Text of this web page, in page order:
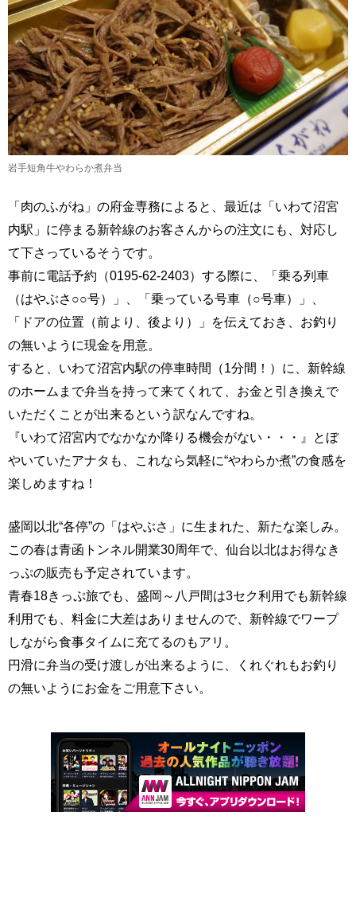
岩手短角牛やわらか煮弁当
「肉のふがね」の府金専務によると、最近は「いわて沼宮
内駅」に停まる新幹線のお客さんからの注文にも、対応し
て下さっているそうです。
事前に電話予約（0195-62-2403）する際に、「乗る列車
（はやぶさ○○号）」、「乗っている号車（○号車）」、
「ドアの位置（前より、後より）」を伝えておき、お釣り
の無いように現金を用意。
すると、いわて沼宮内駅の停車時間（1分間！）に、新幹線
のホームまで弁当を持って来てくれて、お金と引き換えで
いただくことが出来るという訳なんですね。
『いわて沼宮内でなかなか降りる機会がない・・・』とぼ
やいていたアナタも、これなら気軽に“やわらか煮”の食感を
楽しめますね！
盛岡以北“各停”の「はやぶさ」に生まれた、新たな楽しみ。
この春は青函トンネル開業30周年で、仙台以北はお得なき
っぷの販売も予定されています。
青春18きっぷ旅でも、盛岡～八戸間は3セク利用でも新幹線
利用でも、料金に大差はありませんので、新幹線でワープ
しながら食事タイムに充てるのもアリ。
円滑に弁当の受け渡しが出来るように、くれぐれもお釣り
の無いようにお金をご用意下さい。